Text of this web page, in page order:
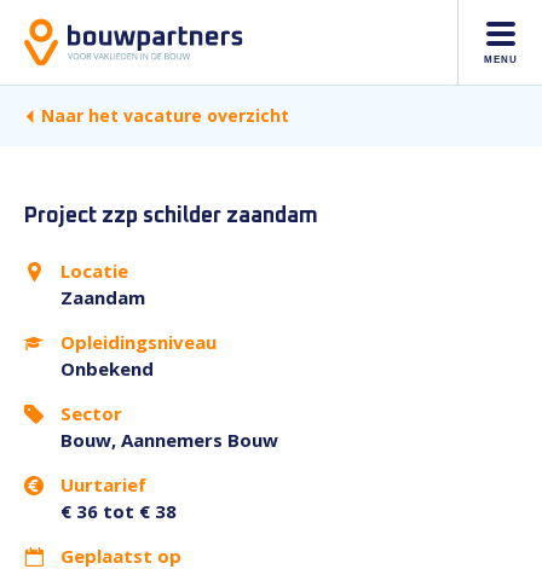
MENU
Naar het vacature overzicht
Project zzp schilder zaandam
Locatie
Zaandam
Opleidingsniveau
Onbekend
Sector
Bouw, Aannemers Bouw
Uurtarief
€ 36 tot € 38
Geplaatst op